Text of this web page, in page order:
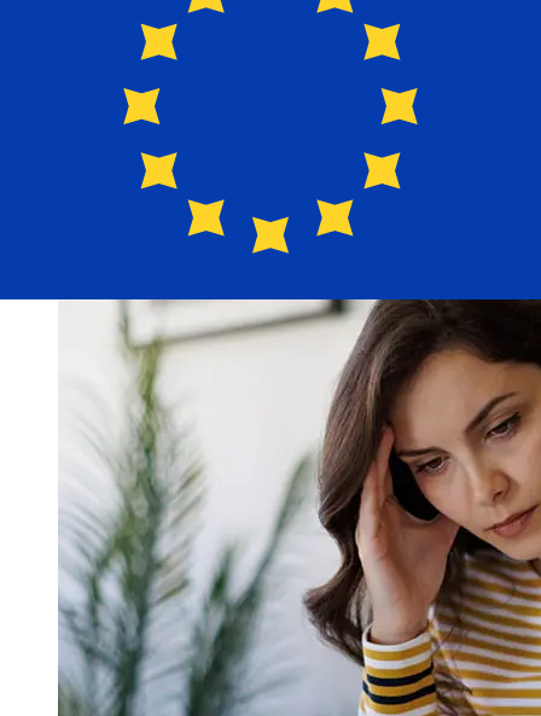
スイス年からユーロ加盟国までのPostFinance国際送金の配
常、国際銀行振込は1営業日から5営業日かかります。銀行の
祝日やセキュリティチェックなどの要因も配達に影響を与え
ることがあります。遅延を避けるために POSTFINANCEの
締め切り時間を確認してください。